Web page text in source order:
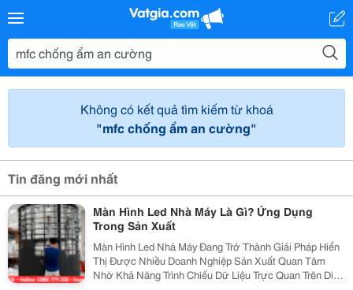
Không có kết quả tìm kiếm từ khoá
"mfc chống ẩm an cường"
Tin đăng mới nhất
Màn Hình Led Nhà Máy Là Gì? Ứng Dụng
Trong Sản Xuất
Màn Hình Led Nhà Máy Đang Trở Thành Giải Pháp Hiển
Thị Được Nhiều Doanh Nghiệp Sản Xuất Quan Tâm
Nhờ Khả Năng Trình Chiếu Dữ Liệu Trực Quan Trên Diện